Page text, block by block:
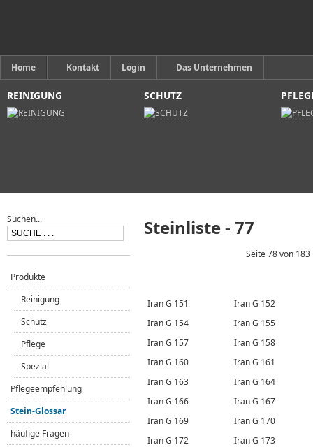
Home Kontakt Login Das Unternehmen
REINIGUNG SCHUTZ
Steinliste - 77
Seite 78 von 183
Iran G 151
Iran G 152
Iran G 154
Iran G 155
Iran G 157
Iran G 158
Iran G 160
Iran G 161
Iran G 163
Iran G 164
Iran G 166
Iran G 167
Iran G 169
Iran G 170
Iran G 172
Iran G 173
Suchen...
Produkte
Reinigung
Schutz
Pflege
Spezial
Pflegeempfehlung
Stein-Glossar
häufige Fragen